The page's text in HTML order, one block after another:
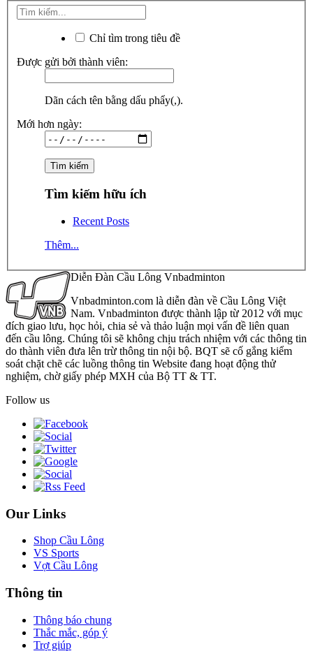
Chỉ tìm trong tiêu đề
Được gửi bởi thành viên:
Dãn cách tên bằng dấu phẩy(,).
Mới hơn ngày:
Tìm kiếm hữu ích
Recent Posts
Thêm...
Diễn Đàn Cầu Lông Vnbadminton
Vnbadminton.com là diễn đàn về Cầu Lông Việt
Nam. Vnbadminton được thành lập từ 2012 với mục
đích giao lưu, học hỏi, chia sẻ và thảo luận mọi vấn đề liên quan
đến cầu lông. Chúng tôi sẽ không chịu trách nhiệm với các thông tin
do thành viên đưa lên trừ thông tin nội bộ. BQT sẽ cố gắng kiểm
soát chặt chẽ các luồng thông tin Website đang hoạt động thử
nghiệm, chờ giấy phép MXH của Bộ TT & TT.
Follow us
Our Links
Shop Cầu Lông
VS Sports
Vợt Cầu Lông
Thông tin
Thông báo chung
Thắc mắc, góp ý
Trợ giúp